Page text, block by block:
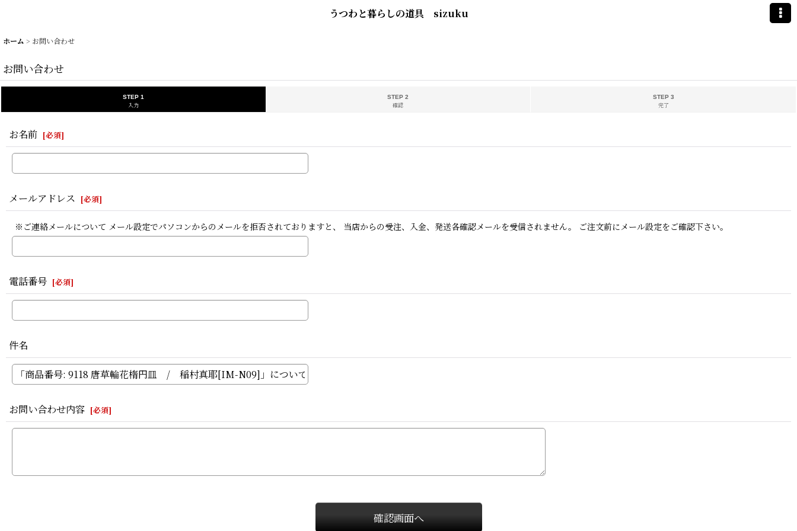
うつわと暮らしの道具 sizuku
ホーム > お問い合わせ
お問い合わせ
STEP 1
入力
STEP 2
確認
STEP 3
完了
お名前 [必須]
メールアドレス [必須]
※ご連絡メールについて メール設定でパソコンからのメールを拒否されておりますと、 当店からの受注、入金、発送各確認メールを受信されません。 ご注文前にメール設定をご確認下さい。
電話番号 [必須]
件名
お問い合わせ内容 [必須]
確認画面へ